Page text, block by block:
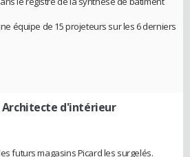
équipe de 15 projeteurs sur les 6 derniers
Architecte d'intérieur
futurs magasins Picard les surgelés.